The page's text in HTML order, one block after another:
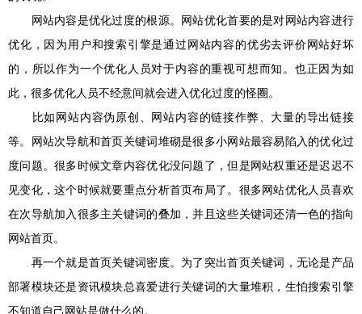
网站内容是优化过度的根源。网站优化首要的是对网站内容进行
优化，因为用户和搜索引擎是通过网站内容的优劣去评价网站好坏
的，所以作为一个优化人员对于内容的重视可想而知。也正因为如
此，很多优化人员不经意间就会进入优化过度的怪圈。
比如网站内容伪原创、网站内容的链接作弊、大量的导出链接
等。网站次导航和首页关键词堆砌是很多小网站最容易陷入的优化过
度问题。很多时候文章内容优化没问题了，但是网站权重还是迟迟不
见变化，这个时候就要重点分析首页布局了。很多网站优化人员喜欢
在次导航加入很多主关键词的叠加，并且这些关键词还清一色的指向
网站首页。
再一个就是首页关键词密度。为了突出首页关键词，无论是产品
部署模块还是资讯模块总喜爱进行关键词的大量堆积，生怕搜索引擎
不知道自己网站是做什么的。